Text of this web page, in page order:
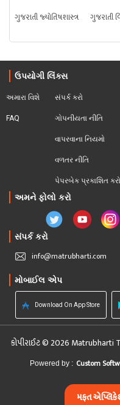
ગુજરાતી જ્યોતિષશાસ્ત્ર
ગુજરાતી
ઉપયોગી લિંક્સ
અમારા વિશે
FAQ
સંપર્ક કરો
ગોપનીયતા નીતિ
વાપરવાના નિયમો
વળતર નીતિ
પેપરબેક પ્રકાશિત કરો
અમને ફોલો કરો
સંપર્ક કરો
info@matrubharti.com
મોબાઈલ એપ
Download On App Store
કોપીરાઈટ © 2026 Matrubharti
Powered by : Custom
મફત